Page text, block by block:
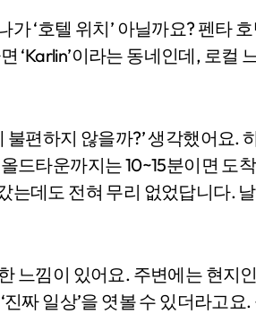
‘호텔 위치’ 아닐까요? 펜타
‘Karlin’이라는 동네인데, 로컬
편하지 않을까?’ 생각했어요.
드타운까지는 10~15분이면 도
는데도 전혀 무리 없었답니다.
느낌이 있어요. 주변에는 현지
짜 일상’을 엿볼 수 있더라고